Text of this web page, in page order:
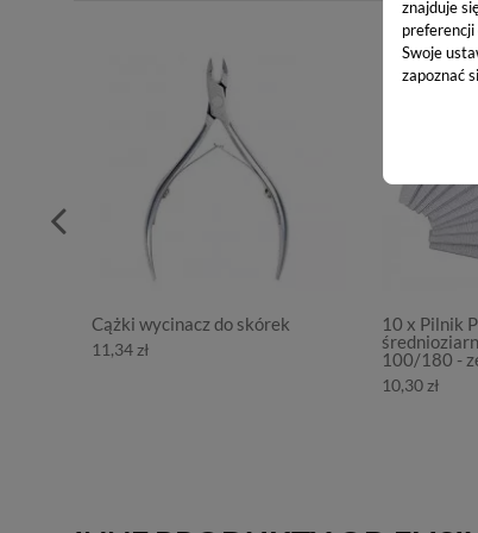
znajduje
preferencji
Swoje
zapoznać
Cążki wycinacz do skórek
11,34 zł
10 x Pilnik
100/180 -
10,30 zł